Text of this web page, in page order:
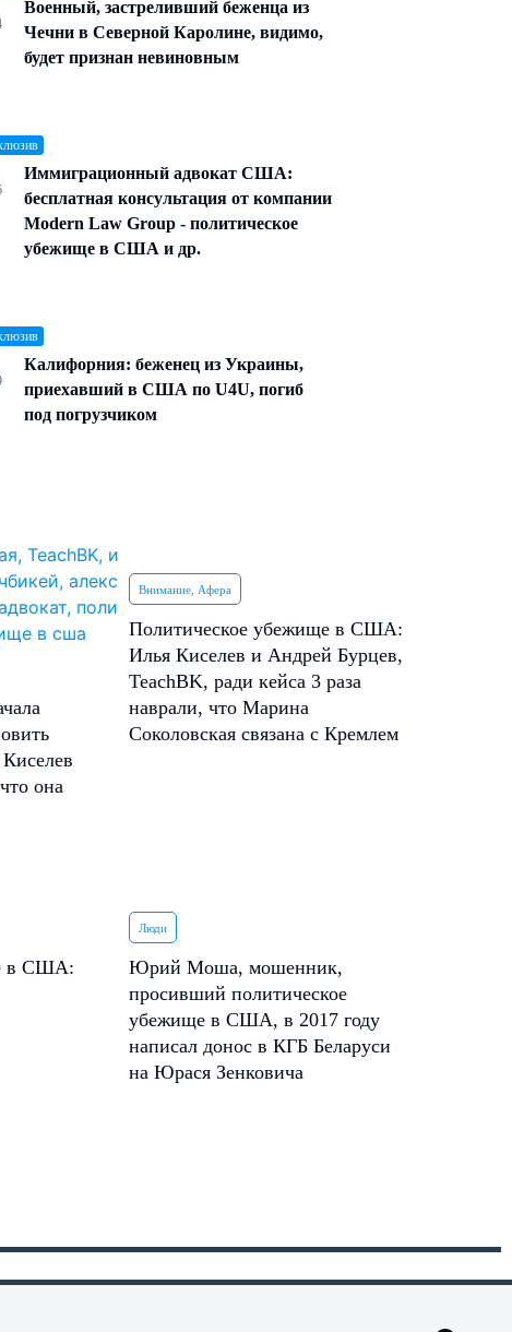
Военный, застреливший беженца из
Чечни в Северной Каролине, видимо,
будет признан невиновным
Иммиграционный адвокат США:
бесплатная консультация от компании
Modern Law Group - политическое
убежище в США и др.
Калифорния: беженец из Украины,
приехавший в США по U4U, погиб
под погрузчиком
она
Внимание, Афера
Политическое убежище в США:
Илья Киселев и Андрей Бурцев,
TeachBK, ради кейса 3 раза
наврали, что Марина
Соколовская связана с Кремлем
в США:
Люди
Юрий Моша, мошенник,
просивший политическое
убежище в США, в 2017 году
написал донос в КГБ Беларуси
на Юрася Зенковича